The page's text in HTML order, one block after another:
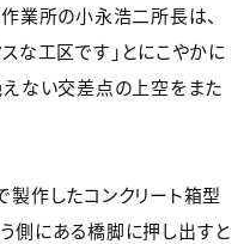
業所の小永浩二所長は、
な工区です」とにこやかに
えない交差点の上空をまた
製作したコンクリート箱型
側にある橋脚に押し出すと